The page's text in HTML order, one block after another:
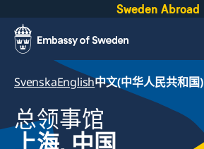
Sweden Abroad
SvenskaEnglish中文(中华人民共和国)
总领事馆
上海, 中国